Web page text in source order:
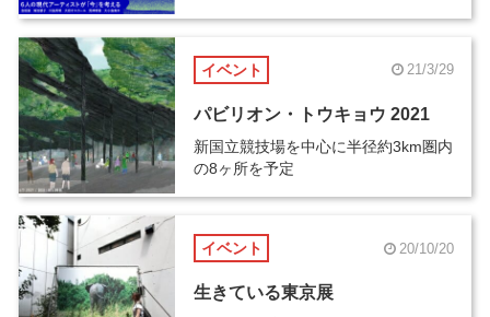
イベント 21/3/29
パビリオン・トウキョウ 2021
新国立競技場を中心に半径約3km圏内
の8ヶ所を予定
イベント 20/10/20
生きている東京展